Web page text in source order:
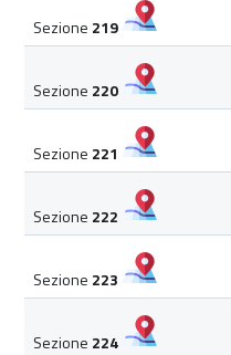
Sezione 219
Sezione 220
Sezione 221
Sezione 222
Sezione 223
Sezione 224